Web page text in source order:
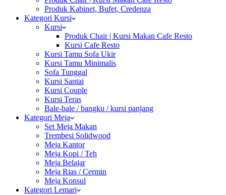
Produk Kabinet, Bufet, Credenza
Kategori Kursi
Kursi
Produk Chair | Kursi Makan Cafe Resto
Kursi Cafe Resto
Kursi Tamu Sofa Ukir
Kursi Tamu Minimalis
Sofa Tunggal
Kursi Santai
Kursi Couple
Kursi Teras
Bale-bale / bangku / kursi panjang
Kategori Meja
Set Meja Makan
Trembesi Solidwood
Meja Kantor
Meja Kopi / Teh
Meja Belajar
Meja Rias / Cermin
Meja Konsul
Kategori Lemari